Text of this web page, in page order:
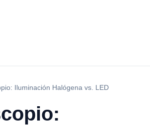
Iluminación Halógena vs. LED